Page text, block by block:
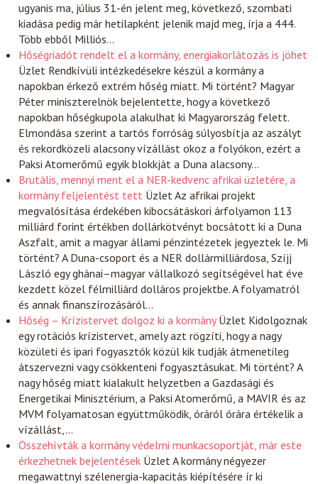
ugyanis ma, július 31-én jelent meg, következő, szombati
kiadása pedig már hetilapként jelenik majd meg, írja a 444.
Több ebből Milliós…
Hőségriadót rendelt el a kormány, energiakorlátozás is jöhet
Üzlet Rendkívüli intézkedésekre készül a kormány a
napokban érkező extrém hőség miatt. Mi történt? Magyar
Péter miniszterelnök bejelentette, hogy a következő
napokban hőségkupola alakulhat ki Magyarország felett.
Elmondása szerint a tartós forróság súlyosbítja az aszályt
és rekordközeli alacsony vízállást okoz a folyókon, ezért a
Paksi Atomerőmű egyik blokkját a Duna alacsony…
Brutális, mennyi ment el a NER-kedvenc afrikai üzletére, a
kormány feljelentést tett ÜzletAz afrikai projekt
megvalósítása érdekében kibocsátáskori árfolyamon 113
milliárd forint értékben dollárkötvényt bocsátott ki a Duna
Aszfalt, amit a magyar állami pénzintézetek jegyeztek le. Mi
történt? A Duna-csoport és a NER dollármilliárdosa, Szíjj
László egy ghánai–magyar vállalkozó segítségével hat éve
kezdett közel félmilliárd dolláros projektbe. A folyamatról
és annak finanszírozásáról…
Hőség – Krízistervet dolgoz ki a kormányÜzlet Kidolgoznak
egy rotációs krízistervet, amely azt rögzíti, hogy a nagy
közületi és ipari fogyasztók közül kik tudják átmenetileg
átszervezni vagy csökkenteni fogyasztásukat. Mi történt? A
nagy hőség miatt kialakult helyzetben a Gazdasági és
Energetikai Minisztérium, a Paksi Atomerőmű, a MAVIR és az
MVM folyamatosan együttműködik, óráról órára értékelik a
vízállást,…
Összehívták a kormány védelmi munkacsoportját, már este
érkezhetnek bejelentések ÜzletA kormány négyezer
megawattnyi szélenergia-kapacitás kiépítésére ír ki